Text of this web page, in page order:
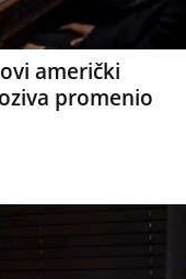
američki
promenio